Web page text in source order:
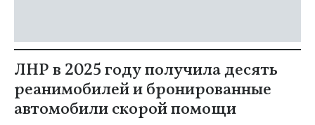
ЛНР в 2025 году получила десять
реанимобилей и бронированные
автомобили скорой помощи